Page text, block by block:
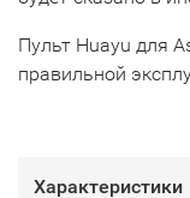
Пульт Huayu для
правильной
Характеристики